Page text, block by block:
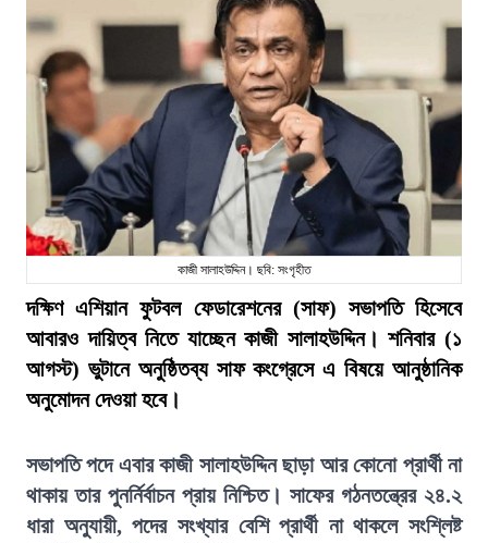
কাজী সালাহউদ্দিন। ছবি: সংগৃহীত
দক্ষিণ এশিয়ান ফুটবল ফেডারেশনের (সাফ) সভাপতি হিসেবে
আবারও দায়িত্ব নিতে যাচ্ছেন কাজী সালাহউদ্দিন। শনিবার (১
আগস্ট) ভুটানে অনুষ্ঠিতব্য সাফ কংগ্রেসে এ বিষয়ে আনুষ্ঠানিক
অনুমোদন দেওয়া হবে।
সভাপতি পদে এবার কাজী সালাহউদ্দিন ছাড়া আর কোনো প্রার্থী না
থাকায় তার পুনর্নির্বাচন প্রায় নিশ্চিত। সাফের গঠনতন্ত্রের ২৪.২
ধারা অনুযায়ী, পদের সংখ্যার বেশি প্রার্থী না থাকলে সংশ্লিষ্ট